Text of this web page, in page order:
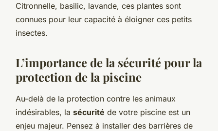
Citronnelle, basilic, lavande, ces plantes sont
connues pour leur capacité à éloigner ces petits
insectes.
L’importance de la sécurité pour la
protection de la piscine
Au-delà de la protection contre les animaux
indésirables, la sécurité de votre piscine est un
enjeu majeur. Pensez à installer des barrières de